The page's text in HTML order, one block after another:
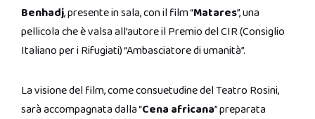
Benhadj, presente in sala, con il film “Matares”, una
pellicola che è valsa all’autore il Premio del CIR (Consiglio
Italiano per i Rifugiati) “Ambasciatore di umanità”.
La visione del film, come consuetudine del Teatro Rosini,
sarà accompagnata dalla “Cena africana” preparata